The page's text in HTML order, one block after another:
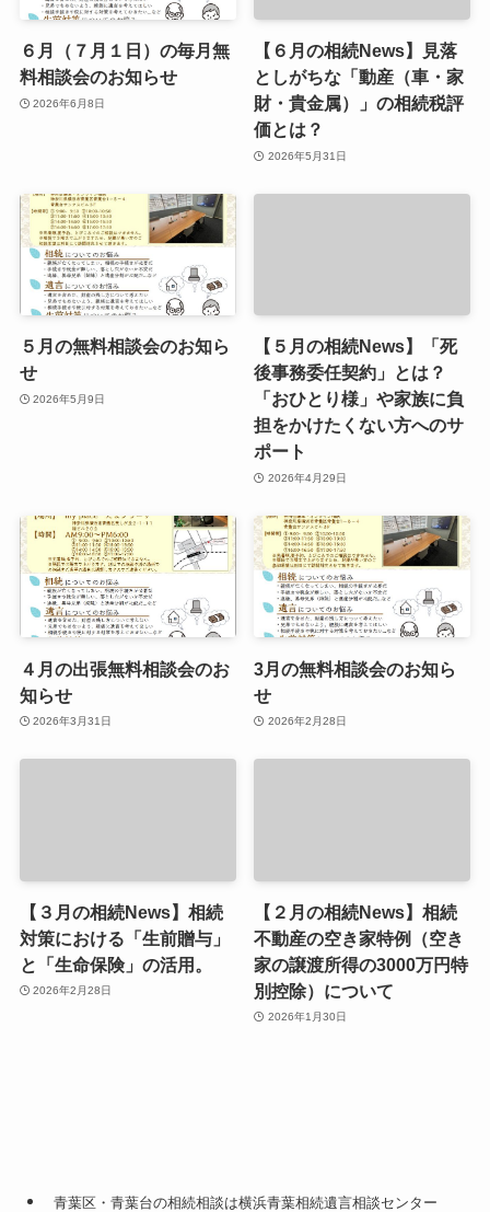
６月（７月１日）の毎月無
料相談会のお知らせ
2026年6月8日
【６月の相続News】見落
としがちな「動産（車・家
財・貴金属）」の相続税評
価とは？
2026年5月31日
５月の無料相談会のお知ら
せ
2026年5月9日
【５月の相続News】「死
後事務委任契約」とは？
「おひとり様」や家族に負
担をかけたくない方へのサ
ポート
2026年4月29日
４月の出張無料相談会のお
知らせ
2026年3月31日
3月の無料相談会のお知ら
せ
2026年2月28日
【３月の相続News】相続
対策における「生前贈与」
と「生命保険」の活用。
2026年2月28日
【２月の相続News】相続
不動産の空き家特例（空き
家の譲渡所得の3000万円特
別控除）について
2026年1月30日
青葉区・青葉台の相続相談は横浜青葉相続遺言相談センター